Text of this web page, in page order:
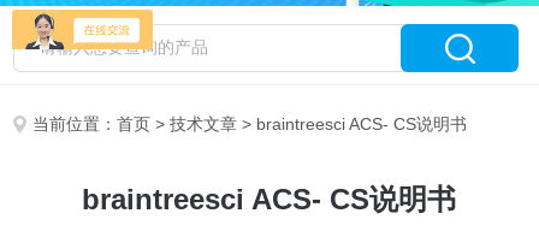
当前位置：首页 >技术文章 > braintreesci ACS- CS说明书
braintreesci ACS- CS说明书